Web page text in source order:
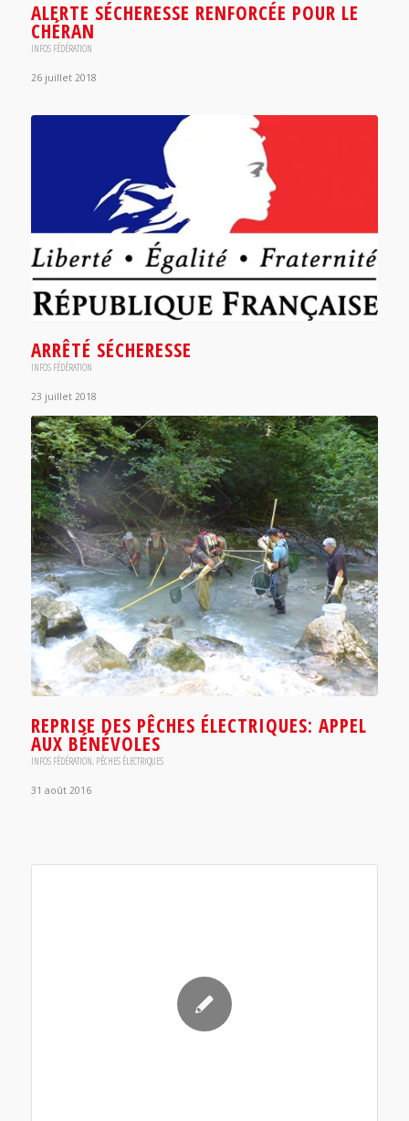
ALERTE SÉCHERESSE RENFORCÉE POUR LE
CHÉRAN
INFOS FÉDÉRATION
26 juillet 2018
ARRÊTÉ SÉCHERESSE
INFOS FÉDÉRATION
23 juillet 2018
REPRISE DES PÊCHES ÉLECTRIQUES: APPEL
AUX BÉNÉVOLES
INFOS FÉDÉRATION, PÊCHES ÉLECTRIQUES
31 août 2016